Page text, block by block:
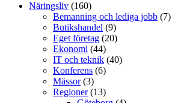
Näringsliv (160)
Bemanning och lediga jobb (7)
Butikshandel (9)
Eget företag (20)
Ekonomi (44)
IT och teknik (40)
Konferens (6)
Mässor(3)
Regioner(13)